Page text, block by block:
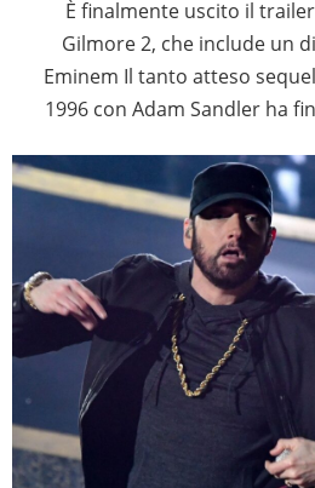
È finalmente uscito il
Gilmore 2, che include un
Eminem Il tanto atteso
1996 con Adam Sandler ha